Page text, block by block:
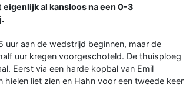
eigenlijk al kansloos na een 0-3
uur aan de wedstrijd beginnen, maar de
uur kregen voorgeschoteld. De thuisploeg
Eerst via een harde kopbal van Emil
hielen liet zien en Hahn voor een tweede keer